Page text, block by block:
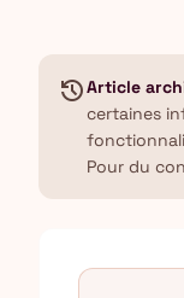
historyArticle
certaines
Pour du